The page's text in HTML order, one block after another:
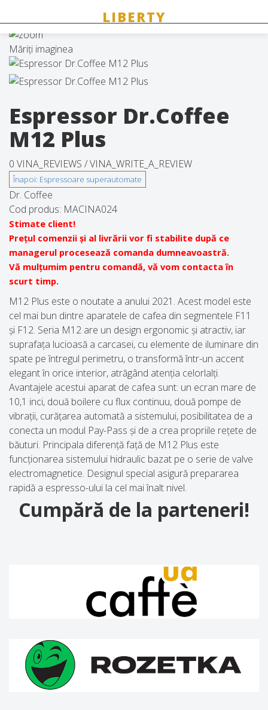
Măriți imaginea
Espressor Dr.Coffee
M12 Plus
0 VINA_REVIEWS /VINA_WRITE_A_REVIEW
Dr. Coffee
Cod produs: MACINA024
Stimate client!
Prețul comenzii și al livrării vor fi stabilite după ce
managerul procesează comanda dumneavoastră.
Vă mulțumim pentru comandă, vă vom contacta în
scurt timp.
M12 Plus este o noutate a anului 2021. Acest model este
cel mai bun dintre aparatele de cafea din segmentele F11
și F12. Seria M12 are un design ergonomic și atractiv, iar
suprafața lucioasă a carcasei, cu elemente de iluminare din
spate pe întregul perimetru, o transformă într-un accent
elegant în orice interior, atrăgând atenția celorlalți.
Avantajele acestui aparat de cafea sunt: ​​un ecran mare de
10,1 inci, două boilere cu flux continuu, două pompe de
vibrații, curățarea automată a sistemului, posibilitatea de a
conecta un modul Pay-Pass și de a crea propriile rețete de
băuturi. Principala diferență față de M12 Plus este
funcționarea sistemului hidraulic bazat pe o serie de valve
electromagnetice. Designul special asigură prepararea
rapidă a espresso-ului la cel mai înalt nivel.
Cumpără de la parteneri!